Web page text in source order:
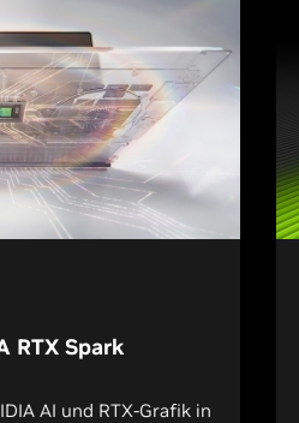
RTX Spark
AI und RTX-Grafik in